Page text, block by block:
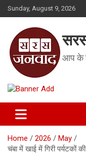
Skip
to
Sunday, August 9, 2026
आप के
Home 2026
May
चंबा में खाई में गिरी पर्यटकों